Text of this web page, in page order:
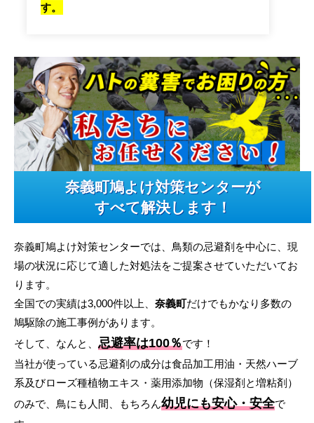
す。
奈義町鳩よけ対策センターが
すべて解決します！
奈義町鳩よけ対策センターでは、鳥類の忌避剤を中心に、現
場の状況に応じて適した対処法をご提案させていただいてお
ります。
全国での実績は3,000件以上、 奈義町だけでもかなり多数の
鳩駆除の施工事例があります。
そして、なんと、 忌避率は100％です！
当社が使っている忌避剤の成分は食品加工用油・天然ハーブ
系及びローズ種植物エキス・薬用添加物（保湿剤と増粘剤）
のみで、鳥にも人間、もちろん幼児にも安心・安全で